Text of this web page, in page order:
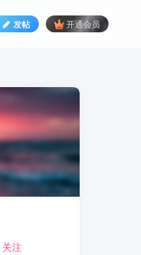
发帖 开通会员
关注